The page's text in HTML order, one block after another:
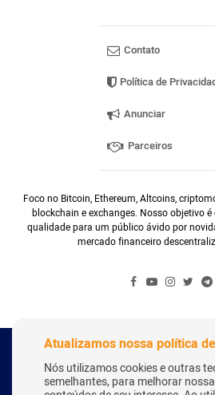
Contato
Política de
Anunciar
Parceiros
Foco no Bitcoin, Ethereum, Altcoins,
blockchain e exchanges. Nosso objetivo
qualidade para um público ávido por
mercado financeiro
Copyright Webitcoin 2018 - Todos os
Atualizamos nossa política
Nós utilizamos cookies e outras
semelhantes, para melhorar